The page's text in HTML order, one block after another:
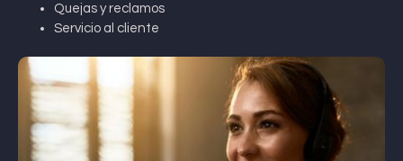
Quejas y reclamos
Servicio al cliente